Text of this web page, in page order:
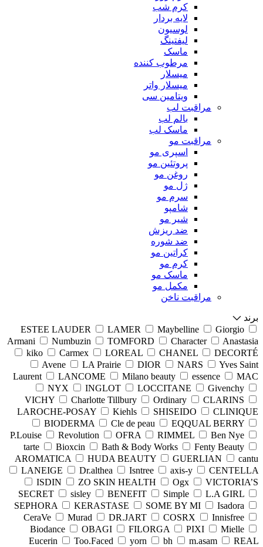
کرم شب
لایه بردار
لوسیون
لیفتینگ
ماسک
مرطوب کننده
میسلار
میسلار واتر
ویتامین سی
مراقبت لب
بالم لب
ماسک لب
مراقبت مو
اسپری مو
پروتئین مو
روغن مو
ژل مو
سرم مو
شامپو
شیر مو
ضد ریزش
ضد شوره
کراتین مو
کرم مو
ماسک مو
مکمل مو
مراقبت ناخن
برند
ESTEE LAUDER
LAMER Maybelline
Giorgio
Armani
Numbuzin TOMFORD Character
Anastasia
kiko
Carmex LOREAL CHANEL
DECORTÉ
Avene
LA Prairie DIOR NARS
Yves Saint
Laurent
LANCOME Milano beauty essence
MAC
NYX
INGLOT LOCCITANE
Givenchy
VICHY
Charlotte Tillbury Ordinary
CLARINS
LAROCHE-POSAY
Kiehls SHISEIDO
CLINIQUE
BIODERMA
Cle de peau
EQQUAL BERRY
P.Louise
Revolution OFRA RIMMEL
Ben Nye
tarte
Bioxcin Bath & Body Works
Fenty Beauty
AROMATICA
HUDA BEAUTY GUERLIAN
cantu
LANEIGE
Dr.althea Isntree axis-y
CENTELLA
ISDIN
ZO SKIN HEALTH Ogx
VICTORIA’S
SECRET
sisley BENEFIT Simple
L.A GIRL
SEPHORA
KERASTASE SOME BY MI
Isadora
CeraVe
Murad DR.JART COSRX
Innisfree
Biodance
OBAGI FILORGA PIXI
Mielle
Eucerin
Too.Faced yorn bh m.asam
REAL